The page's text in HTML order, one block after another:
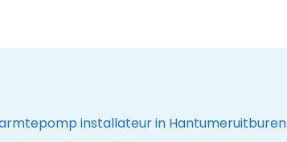
installateur in Hantumeruitburen